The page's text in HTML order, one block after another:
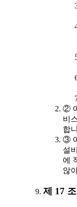
②
비
합
③
설
에
않
제 17